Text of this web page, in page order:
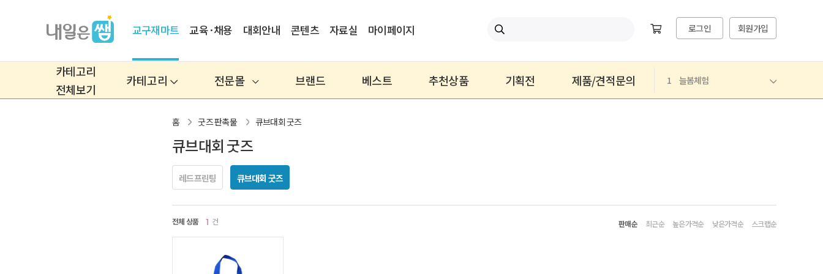
교구재마트 교육·채용 대회안내 콘텐츠 자료실 마이페이지 로그인 회원가입
카테고리
전체보기
카테고리 전문몰 브랜드 베스트 추천상품 기획전 제품/견적문의 1 늘봄체험
홈 굿즈 판촉물 큐브대회 굿즈
큐브대회 굿즈
레드프린팅 큐브대회 굿즈
전체 상품 1 건 판매순 최근순 높은가격순 낮은가격순 스크랩순